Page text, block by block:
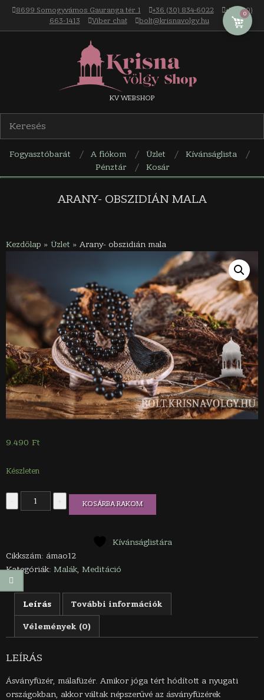
Skip
content
8699 Somogyvámos Gauranga tér 1 +36 (30) 834-6022
+36 (30)
663-1413
Viber chat bolt@krisnavolgy.hu
Krisna-
völgy
webáruház
KV WEBSHOP
Fogyasztóbarát A fiókom Üzlet
Kívánságlista
Pénztár
Kosár
ARANY- OBSZIDIÁN MALA
Kezdőlap » Üzlet » Arany- obszidián mala
9.490 Ft
Készleten
Arany-
obszidián
KOSÁRBA RAKOM
Kívánságlistára
Cikkszám: ámao12
Kategóriák: Malák, Meditáció
Leírás További információk
Vélemények (0)
LEÍRÁS
Ásványfüzér, málafüzér. Amikor jóga tért hódított a nyugati
országokban, akkor váltak népszerűvé az ásványfüzérek
0